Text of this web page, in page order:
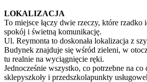
LOKALIZACJA
To miejsce łączy dwie rzeczy, które rzadko
spokój i świetną komunikację.
Ul. Reymonta to doskonała lokalizacja z
Budynek znajduje się wśród zieleni, w
tu realnie na wyciągnięcie ręki.
Jednocześnie wszystko, co potrzebne na
sklepyszkoły i przedszkolapunkty